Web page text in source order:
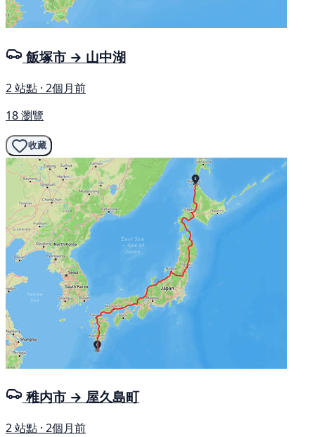
飯塚市 → 山中湖
2 站點 · 2個月前
18 瀏覽
收藏
稚内市 → 屋久島町
2 站點 · 2個月前